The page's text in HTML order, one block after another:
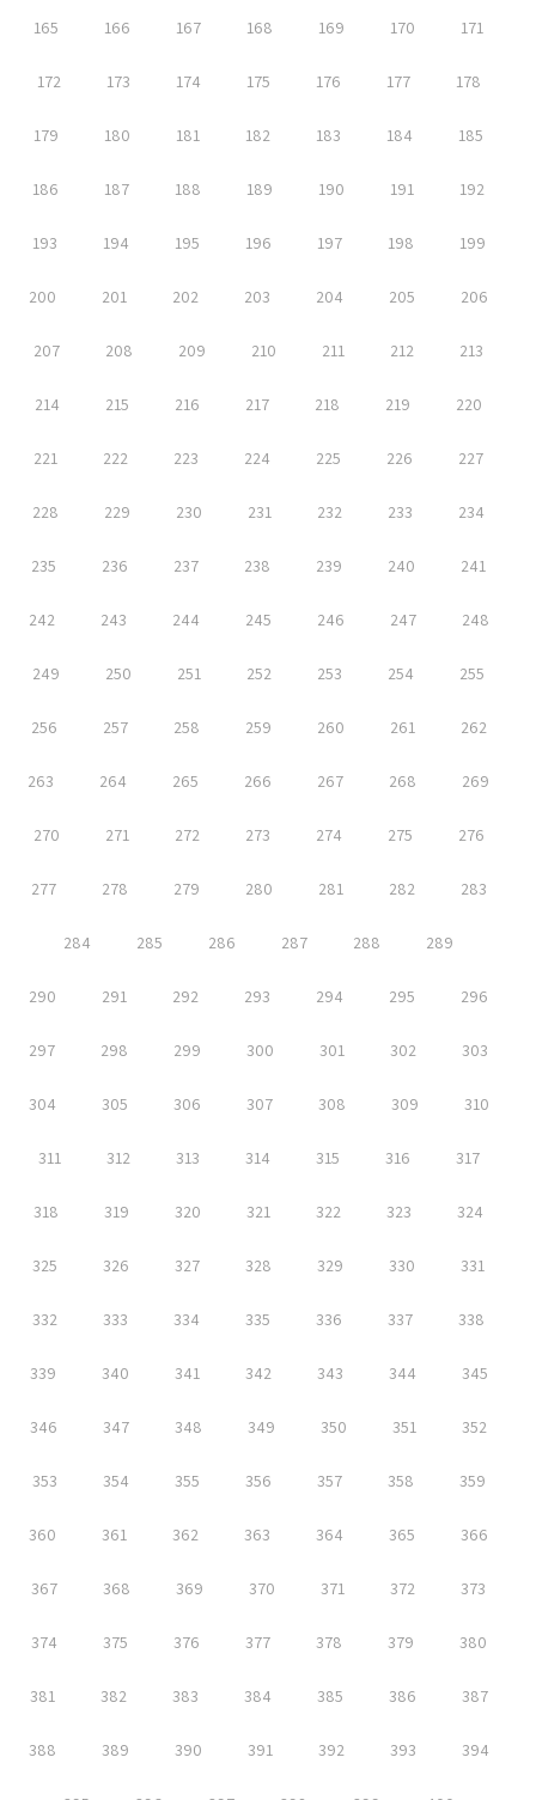
165 166 167 168 169 170 171
172 173 174 175 176 177 178
179 180 181 182 183 184 185
186 187 188 189 190 191 192
193 194 195 196 197 198 199
200 201 202 203 204 205 206
207 208 209 210 211 212 213
214 215 216 217 218 219 220
221 222 223 224 225 226 227
228 229 230 231 232 233 234
235 236 237 238 239 240 241
242 243 244 245 246 247 248
249 250 251 252 253 254 255
256 257 258 259 260 261 262
263 264 265 266 267 268 269
270 271 272 273 274 275 276
277 278 279 280 281 282 283
284 285 286 287 288 289
290 291 292 293 294 295 296
297 298 299 300 301 302 303
304 305 306 307 308 309 310
311 312 313 314 315 316 317
318 319 320 321 322 323 324
325 326 327 328 329 330 331
332 333 334 335 336 337 338
339 340 341 342 343 344 345
346 347 348 349 350 351 352
353 354 355 356 357 358 359
360 361 362 363 364 365 366
367 368 369 370 371 372 373
374 375 376 377 378 379 380
381 382 383 384 385 386 387
388 389 390 391 392 393 394